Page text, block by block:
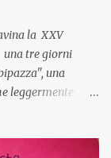
Cuocapercaso :
la XXV
una tre giorni
una
leggermente
utilizzato